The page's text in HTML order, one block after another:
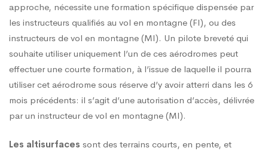
approche, nécessite une formation spécifique dispensée par
les instructeurs qualifiés au vol en montagne (FI), ou des
instructeurs de vol en montagne (MI). Un pilote breveté qui
souhaite utiliser uniquement l’un de ces aérodromes peut
effectuer une courte formation, à l’issue de laquelle il pourra
utiliser cet aérodrome sous réserve d’y avoir atterri dans les 6
mois précédents: il s’agit d’une autorisation d’accès, délivrée
par un instructeur de vol en montagne (MI).
Les altisurfaces sont des terrains courts, en pente, et